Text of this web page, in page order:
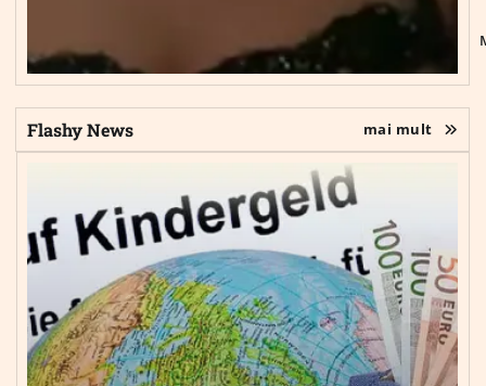
Flashy News mai mult